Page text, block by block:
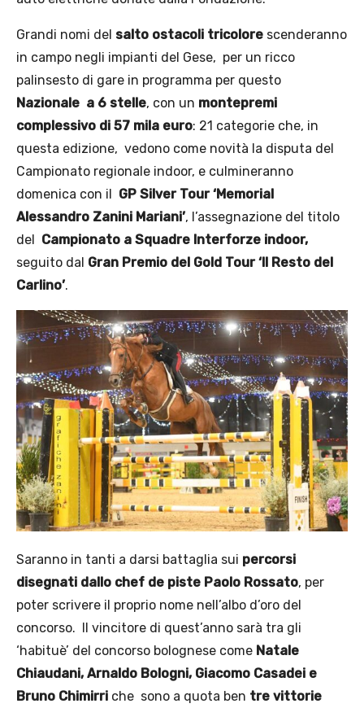
Grandi nomi del salto ostacoli tricolore scenderanno
in campo negli impianti del Gese, per un ricco
palinsesto di gare in programma per questo
Nazionale a 6 stelle, con un montepremi
complessivo di 57 mila euro: 21 categorie che, in
questa edizione, vedono come novità la disputa del
Campionato regionale indoor, e culmineranno
domenica con il GP Silver Tour ‘Memorial
Alessandro Zanini Mariani’, l’assegnazione del titolo
del Campionato a Squadre Interforze indoor,
seguito dal Gran Premio del Gold Tour ‘Il Resto del
Carlino’.
Saranno in tanti a darsi battaglia sui percorsi
disegnati dallo chef de piste Paolo Rossato, per
poter scrivere il proprio nome nell’albo d’oro del
concorso. Il vincitore di quest’anno sarà tra gli
‘habituè’ del concorso bolognese come Natale
Chiaudani, Arnaldo Bologni, Giacomo Casadei e
Bruno Chimirri che sono a quota ben tre vittorie